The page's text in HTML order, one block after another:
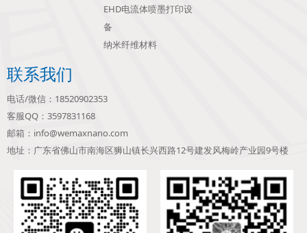
EHD电流体喷墨打印设
备
纳米纤维材料
联系我们
电话/微信：18520902353
客服QQ：3597831168
邮箱：info@wemaxnano.com
地址：广东省佛山市南海区狮山镇长兴西路12号建发风梅岭产业园9号楼